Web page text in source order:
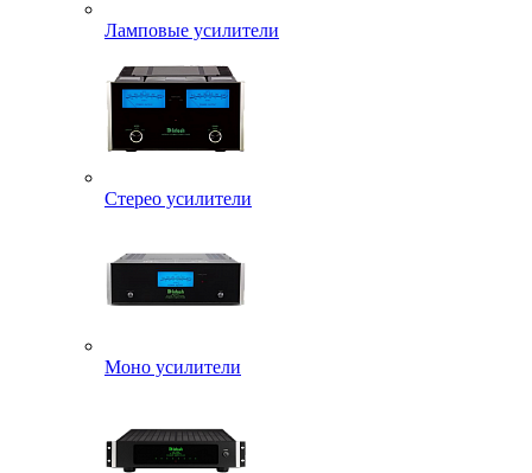
Ламповые усилители
Стерео усилители
Моно усилители